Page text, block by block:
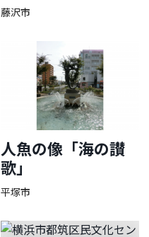
藤沢市
人魚の像「海の讃
歌」
平塚市